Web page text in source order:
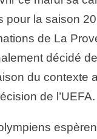
pour la saison
de La
décidé
du contexte
de l’UEFA.